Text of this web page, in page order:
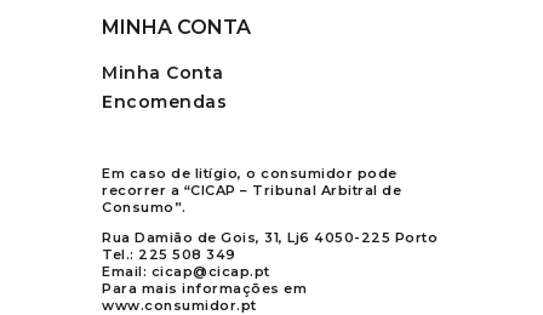
MINHA CONTA
Minha Conta
Encomendas
Em caso de litígio, o consumidor pode
recorrer a “CICAP – Tribunal Arbitral de
Consumo”.
Rua Damião de Gois, 31, Lj6 4050-225 Porto
Tel.: 225 508 349
Email: cicap@cicap.pt
Para mais informações em
www.consumidor.pt